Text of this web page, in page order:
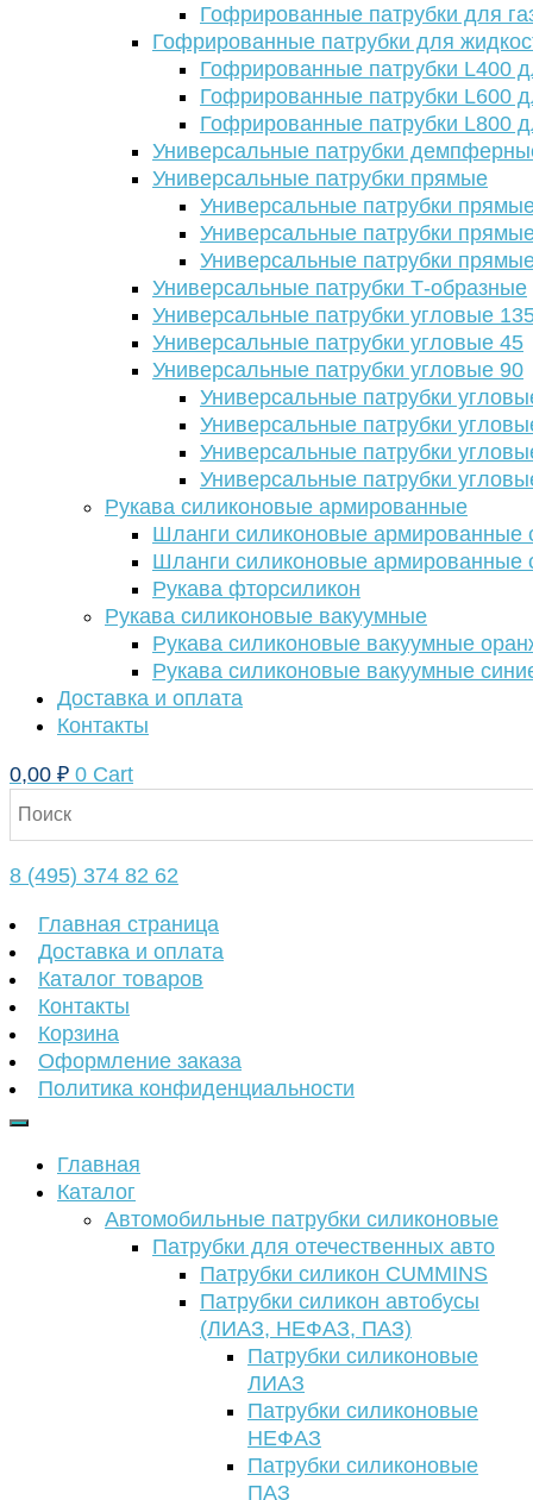
Гофрированные патрубки для
Гофрированные патрубки для
Гофрированные патрубки L400
Гофрированные патрубки L600
Гофрированные патрубки L800
Универсальные патрубки
Универсальные патрубки прямые
Универсальные патрубки
Универсальные патрубки
Универсальные патрубки
Универсальные патрубки Т-образные
Универсальные патрубки угловые
Универсальные патрубки угловые 45
Универсальные патрубки угловые 90
Универсальные патрубки
Универсальные патрубки
Универсальные патрубки
Универсальные патрубки
Рукава силиконовые армированные
Шланги силиконовые армированные
Шланги силиконовые армированные
Рукава фторсиликон
Рукава силиконовые вакуумные
Рукава силиконовые вакуумные
Рукава силиконовые вакуумные
Доставка и оплата
Контакты
0,00 ₽ 0 Cart
8 (495) 374 82 62
Главная страница
Доставка и оплата
Каталог товаров
Контакты
Корзина
Оформление заказа
Политика конфиденциальности
Главная
Каталог
Автомобильные патрубки силиконовые
Патрубки для отечественных авто
Патрубки силикон CUMMINS
Патрубки силикон автобусы
(ЛИАЗ, НЕФАЗ, ПАЗ)
Патрубки силиконовые
ЛИАЗ
Патрубки силиконовые
НЕФАЗ
Патрубки силиконовые
ПАЗ